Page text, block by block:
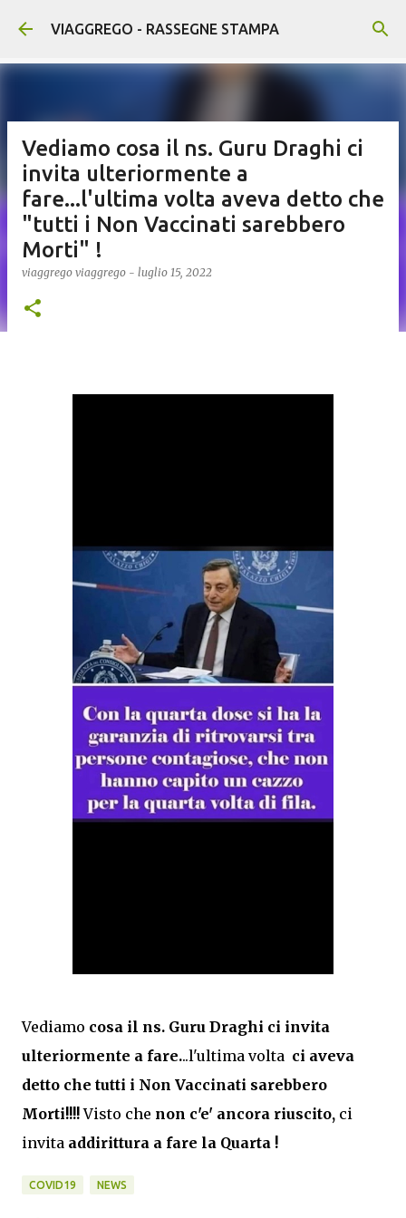
Passa ai contenuti principali
VIAGGREGO - RASSEGNE STAMPA
Vediamo cosa il ns. Guru Draghi ci
invita ulteriormente a
fare...l'ultima volta aveva detto che
"tutti i Non Vaccinati sarebbero
Morti" !
viaggrego viaggrego - luglio 15, 2022
Vediamo cosa il ns. Guru Draghi ci invita
ulteriormente a fare...l'ultima volta ci aveva
detto che tutti i Non Vaccinati sarebbero
Morti!!!!Visto che non c'e' ancora riuscito, ci
invita addirittura a fare la Quarta !
COVID19 NEWS